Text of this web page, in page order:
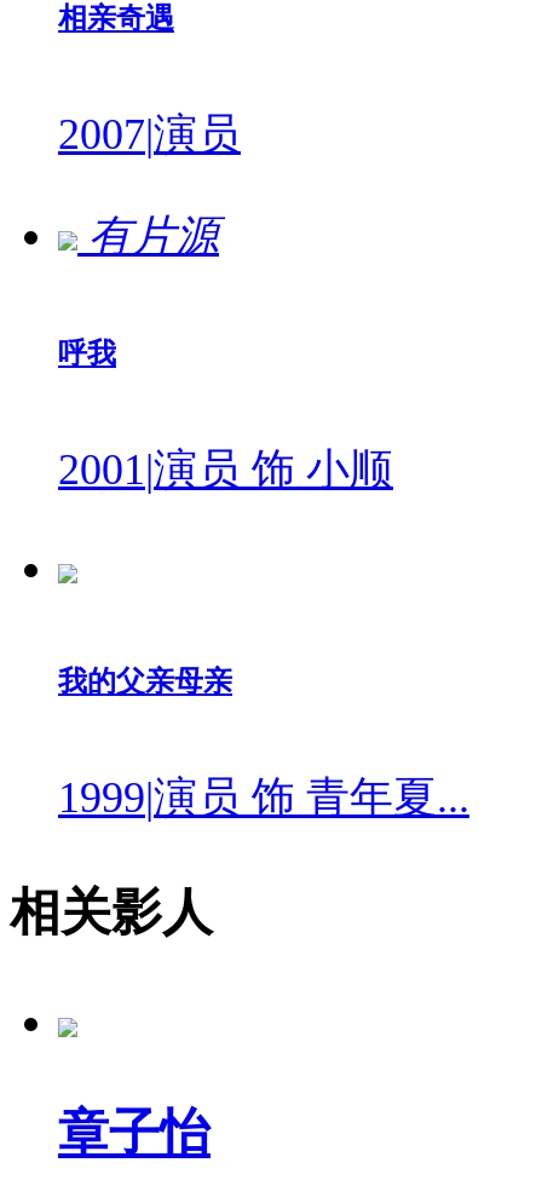
相亲奇遇
2007|演员
有片源
呼我
2001|演员 饰 小顺
我的父亲母亲
1999|演员 饰 青年夏...
相关影人
章子怡